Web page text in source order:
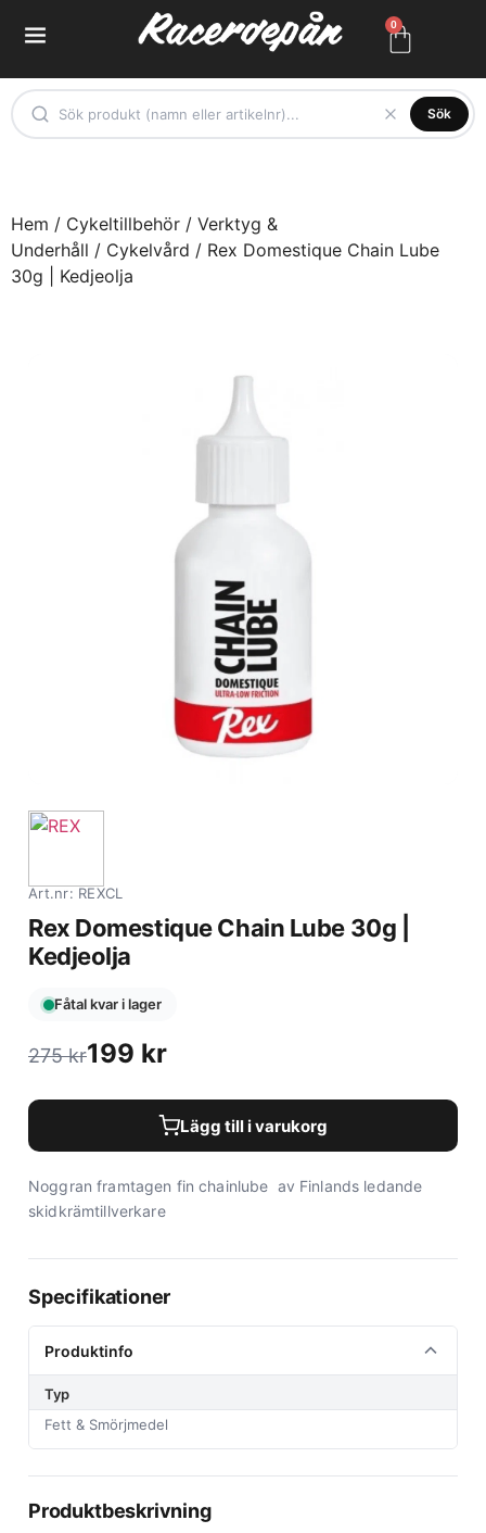
0
Sök
Hem / Cykeltillbehör / Verktyg &
Underhåll / Cykelvård / Rex Domestique Chain Lube
30g | Kedjeolja
Art.nr: REXCL
Rex Domestique Chain Lube 30g |
Kedjeolja
Fåtal kvar i lager
275kr199 kr
Lägg till i varukorg
Noggran framtagen fin chainlube av Finlands ledande
skidkrämtillverkare
Specifikationer
Produktinfo
Typ
Fett & Smörjmedel
Produktbeskrivning